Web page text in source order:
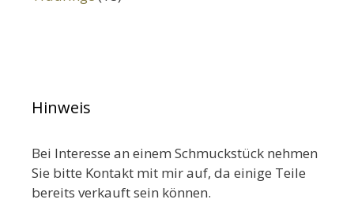
Hinweis
Bei Interesse an einem Schmuckstück nehmen
Sie bitte Kontakt mit mir auf, da einige Teile
bereits verkauft sein können.